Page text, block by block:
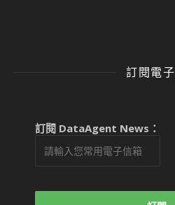
訂閱電
訂閱 DataAgent News：